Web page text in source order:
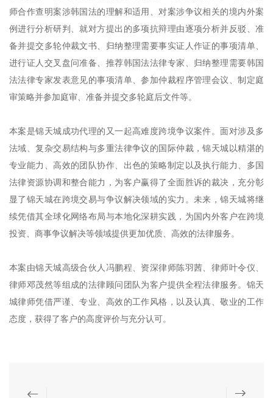
师合作查明案涉韩国法的理解和适用、对案涉争议相关的境内外案
例进行分析研判、就对方提出的多项抗辩理由逐项分析并反驳、准
备并提交多轮仲裁文书、归纳整理需要事实证人作证的事项清单、
进行证人交叉盘问准备、推荐韩国法法律专家、归纳整理需要韩国
法法律专家发表意见的事项清单、参加仲裁程序管理会议、制定庭
审策略并参加庭审、准备并提交多轮庭后文件等。
本案是锦天城成功代理的又一起高难度跨境争议案件。面对涉及多
法域、复杂交易结构与多重法律争议的国际仲裁，锦天城以精湛的
专业能力、高效的团队协作、出色的策略制定以及执行能力、多国
法律资源协调和整合能力，为客户赢得了全面胜诉的裁决，充分彰
显了锦天城在跨境交易与争议解决领域的实力。未来，锦天城将继
续凭借其全球化网络布局与本地化深耕实践，为国内外客户在跨境
投资、商事争议解决等领域提供更加优质、高效的法律服务。
本案由锦天城高级合伙人冯鹏程、资深律师陈羽茜、律师叶令仪、
律师邓茂然等组成的法律顾问团队为客户提供全程法律服务。锦天
城律师凭借严谨、专业、高效的工作风格，以及认真、敬业的工作
态度，获得了客户的高度评价与充分认可。